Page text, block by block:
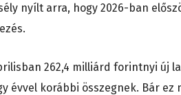
nyílt arra, hogy 2026-ban
262,4 milliárd forintnyi új
évvel korábbi összegnek. Bár ez